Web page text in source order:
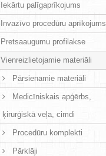
Iekārtu palīgaprīkojums
Invazīvo procedūru aprīkojums
Pretsaaugumu profilakse
Vienreizlietojamie materiāli
Pārsienamie materiāli
Medicīniskais apģērbs,
ķirurģiskā veļa, cimdi
Procedūru komplekti
Pārklāji